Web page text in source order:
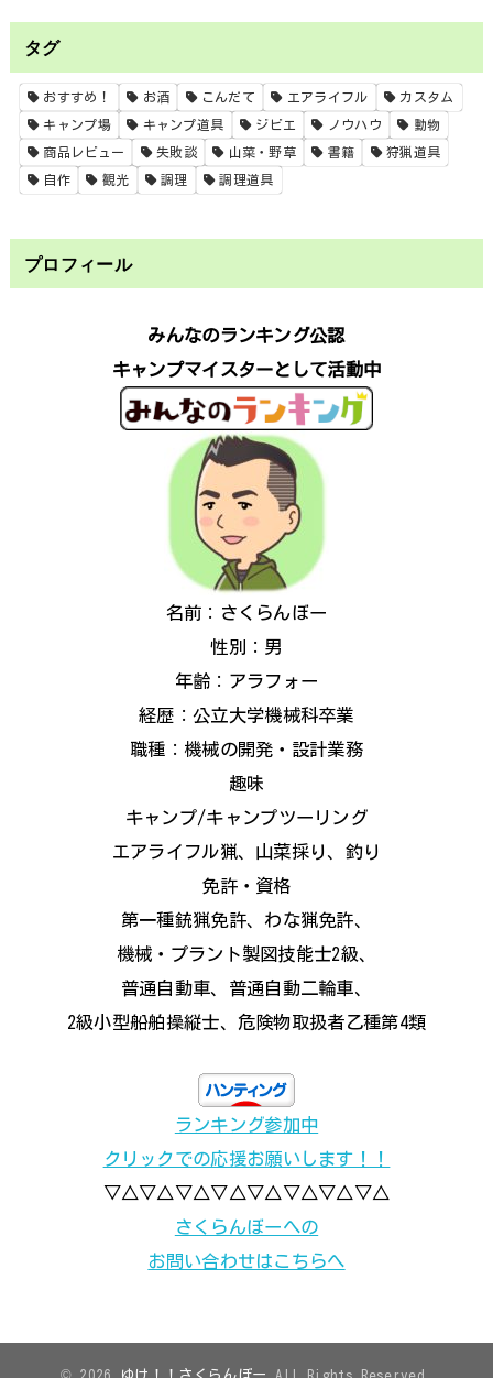
タグ
おすすめ！ お酒 こんだて エアライフル カスタム
キャンプ場 キャンプ道具 ジビエ ノウハウ 動物
商品レビュー 失敗談 山菜・野草 書籍 狩猟道具
自作 観光 調理 調理道具
プロフィール
みんなのランキング公認
キャンプマイスターとして活動中
名前：さくらんぼー
性別：男
年齢：アラフォー
経歴：公立大学機械科卒業
職種：機械の開発・設計業務
趣味
キャンプ/キャンプツーリング
エアライフル猟、山菜採り、釣り
免許・資格
第一種銃猟免許、わな猟免許、
機械・プラント製図技能士2級、
普通自動車、普通自動二輪車、
2級小型船舶操縦士、危険物取扱者乙種第4類
ランキング参加中
クリックでの応援お願いします！！
▽△▽△▽△▽△▽△▽△▽△▽△
さくらんぼーへの
お問い合わせはこちらへ
© 2026 ゆけ！！さくらんぼー All Rights Reserved.